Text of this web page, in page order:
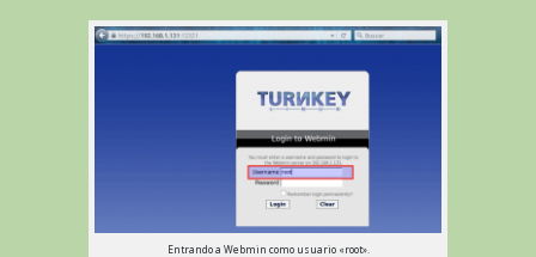
Entrando a Webmin como usuario «root».